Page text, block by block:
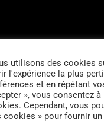
utilisons des cookies
l'expérience la plus
et en répétant
», vous consentez
Cependant, vous
cookies » pour fournir